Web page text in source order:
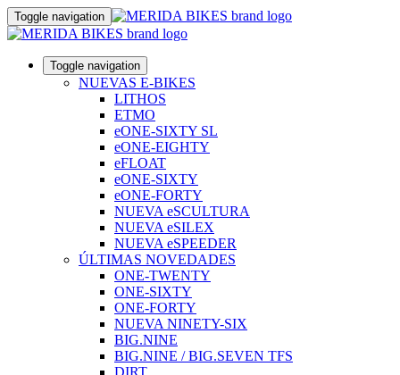
Toggle navigation
Toggle navigation
NUEVAS E-BIKES
LITHOS
ETMO
eONE-SIXTY SL
eONE-EIGHTY
eFLOAT
eONE-SIXTY
eONE-FORTY
NUEVA eSCULTURA
NUEVA eSILEX
NUEVA eSPEEDER
ÚLTIMAS NOVEDADES
ONE-TWENTY
ONE-SIXTY
ONE-FORTY
NUEVA NINETY-SIX
BIG.NINE
BIG.NINE / BIG.SEVEN TFS
DIRT